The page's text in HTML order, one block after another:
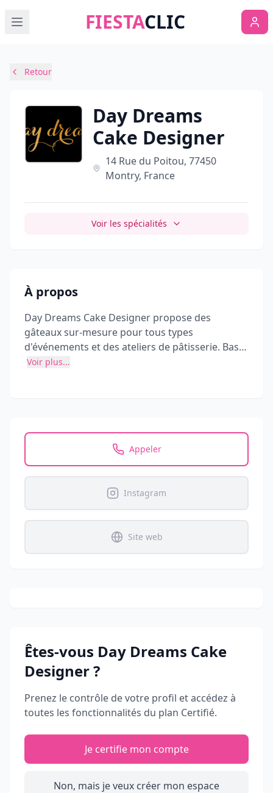
FIESTACLIC
Retour
Day Dreams
Cake Designer
14 Rue du Poitou, 77450
Montry, France
Voir les spécialités
À propos
Day Dreams Cake Designer propose des
gâteaux sur-mesure pour tous types
d'événements et des ateliers de pâtisserie. Basé
à Chessy, Marne-la-Vallée, en Seine-et-Marne, ils
Voir plus...
Appeler
Instagram
Site web
Êtes-vous Day Dreams Cake
Designer?
Prenez le contrôle de votre profil et accédez à
toutes les fonctionnalités du plan Certifié.
Je certifie mon compte
Non, mais je veux créer mon espace